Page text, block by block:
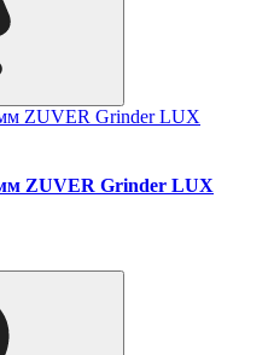
ZUVER Grinder LUX